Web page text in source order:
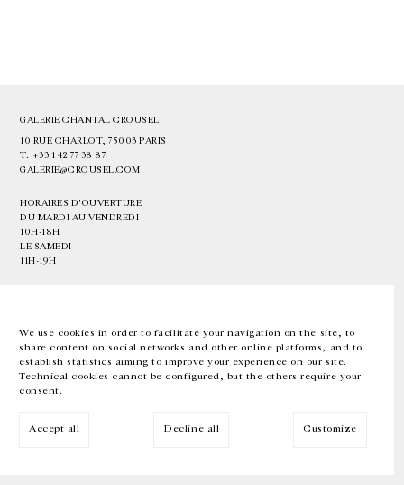
We use cookies in order to facilitate your navigation on the site, to
share content on social networks and other online platforms, and to
establish statistics aiming to improve your experience on our site.
Technical cookies cannot be configured, but the others require your
consent.
Accept all Decline all Customize
GALERIE CHANTAL CROUSEL
10 RUE CHARLOT, 75003 PARIS
T. +33 1 42 77 38 87
GALERIE@CROUSEL.COM
HORAIRES D'OUVERTURE
DU MARDI AU VENDREDI
10H-18H
LE SAMEDI
11H-19H
EN FR 中文 Facebook Instagram
Inscrivez-vous à notre newsletter